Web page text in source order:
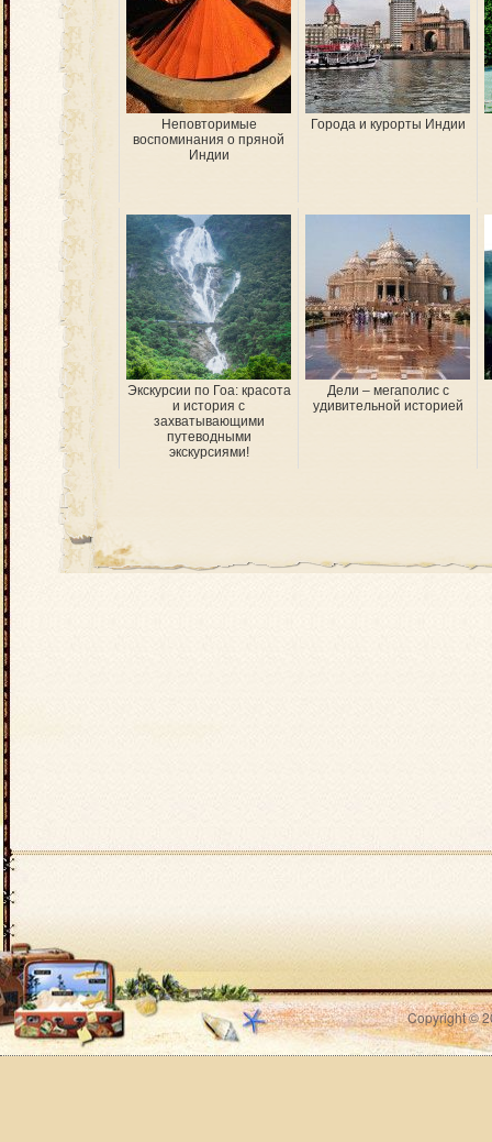
Неповторимые
воспоминания о пряной
Индии
Города и курорты Индии
Экскурсии по Гоа: красота
и история с
захватывающими
путеводными
экскурсиями!
Дели – мегаполис с
удивительной историей
Copyright ©